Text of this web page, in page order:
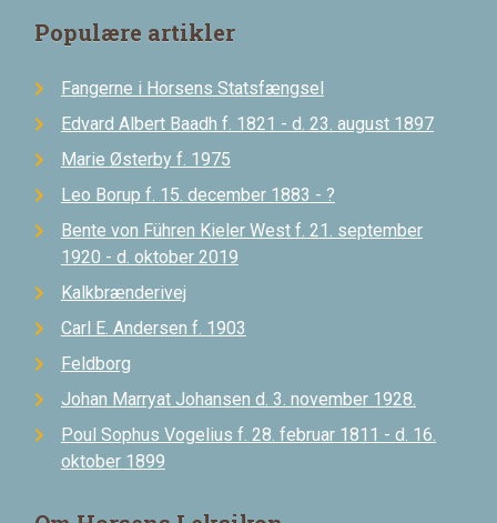
Populære artikler
Fangerne i Horsens Statsfængsel
Edvard Albert Baadh f. 1821 - d. 23. august 1897
Marie Østerby f. 1975
Leo Borup f. 15. december 1883 - ?
Bente von Führen Kieler West f. 21. september
1920 - d. oktober 2019
Kalkbrænderivej
Carl E. Andersen f. 1903
Feldborg
Johan Marryat Johansen d. 3. november 1928.
Poul Sophus Vogelius f. 28. februar 1811 - d. 16.
oktober 1899